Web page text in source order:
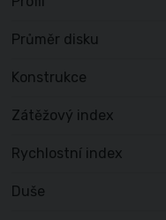
Průměr disku
Konstrukce
Zátěžový index
Rychlostní index
Duše